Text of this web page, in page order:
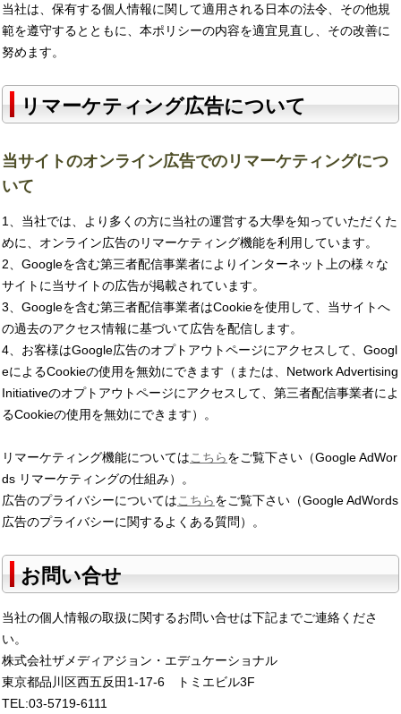
当社は、保有する個人情報に関して適用される日本の法令、その他規
範を遵守するとともに、本ポリシーの内容を適宜見直し、その改善に
努めます。
リマーケティング広告について
当サイトのオンライン広告でのリマーケティングにつ
いて
1、当社では、より多くの方に当社の運営する大學を知っていただくた
めに、オンライン広告のリマーケティング機能を利用しています。
2、Googleを含む第三者配信事業者によりインターネット上の様々な
サイトに当サイトの広告が掲載されています。
3、Googleを含む第三者配信事業者はCookieを使用して、当サイトへ
の過去のアクセス情報に基づいて広告を配信します。
4、お客様はGoogle広告のオプトアウトページにアクセスして、Googl
eによるCookieの使用を無効にできます（または、Network Advertising
Initiativeのオプトアウトページにアクセスして、第三者配信事業者によ
るCookieの使用を無効にできます）。
リマーケティング機能についてはこちらをご覧下さい（Google AdWor
ds リマーケティングの仕組み）。
広告のプライバシーについてはこちらをご覧下さい（Google AdWords
広告のプライバシーに関するよくある質問）。
お問い合せ
当社の個人情報の取扱に関するお問い合せは下記までご連絡くださ
い。
株式会社ザメディアジョン・エデュケーショナル
東京都品川区西五反田1-17-6 トミエビル3F
TEL:03-5719-6111